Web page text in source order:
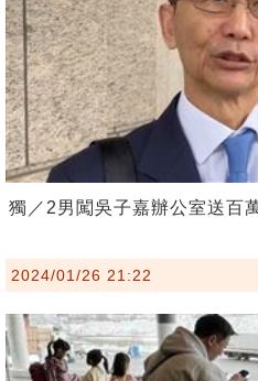
獨／2男闖吳子嘉辦公室送
2024/01/26 21:22